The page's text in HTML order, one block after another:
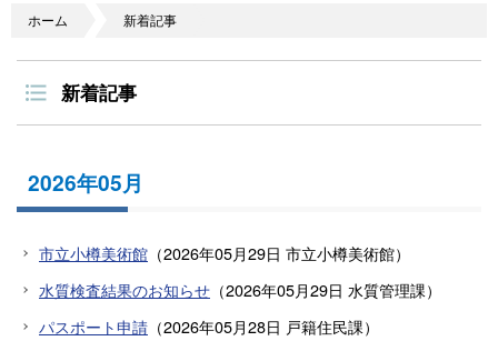
ホーム 新着記事
新着記事
2026年05月
市立小樽美術館 （2026年05月29日 市立小樽美術館）
水質検査結果のお知らせ （2026年05月29日 水質管理課）
パスポート申請 （2026年05月28日 戸籍住民課）